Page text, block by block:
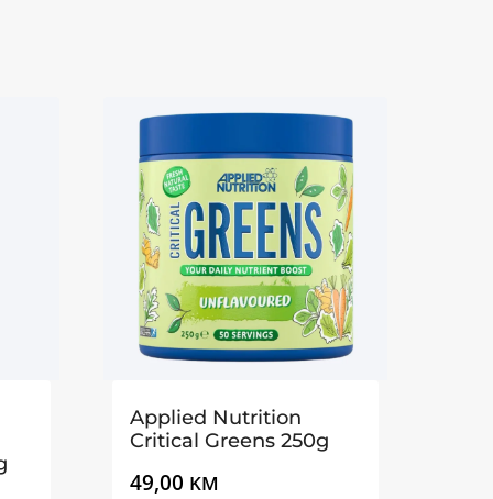
Applied Nutrition
Critical Greens 250g
49,00 KM